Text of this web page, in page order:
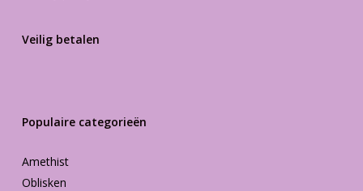
Veilig betalen
Populaire categorieën
Amethist
Oblisken